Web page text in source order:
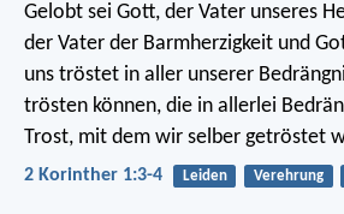
Gelobt sei Gott, der Vater unseres
der Vater der Barmherzigkeit und
uns tröstet in aller unserer
trösten können, die in allerlei
Trost, mit dem wir selber getröstet
2 Korinther 1:3-4 Leiden Verehrung